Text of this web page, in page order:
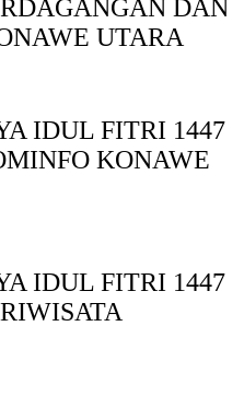
DAN
UTARA
IDUL FITRI 1447
KONAWE
IDUL FITRI 1447